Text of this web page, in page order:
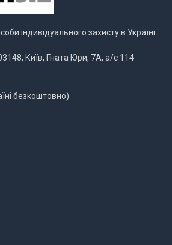
індивідуального захисту в Україні.
Київ, Гната Юри, 7А, а/с 114
безкоштовно)